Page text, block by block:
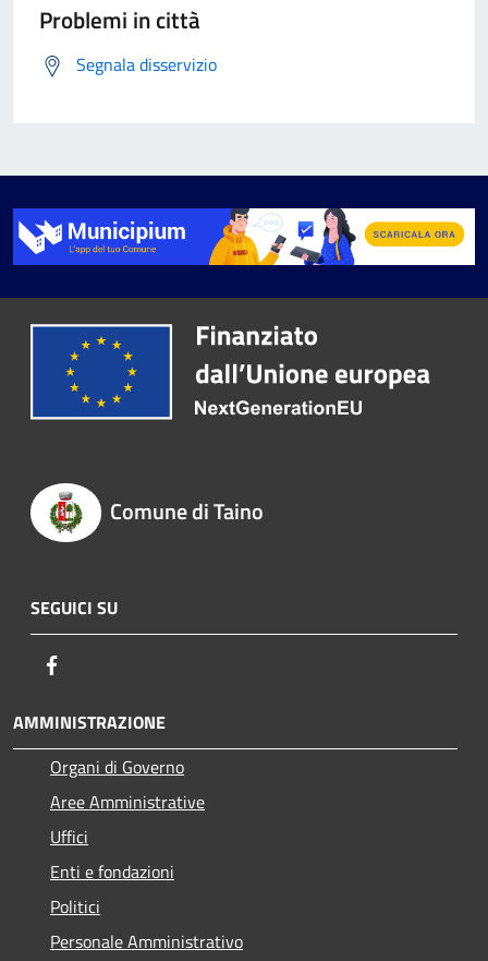
Problemi in città
Segnala disservizio
Comune di Taino
SEGUICI SU
AMMINISTRAZIONE
Organi di Governo
Aree Amministrative
Uffici
Enti e fondazioni
Politici
Personale Amministrativo